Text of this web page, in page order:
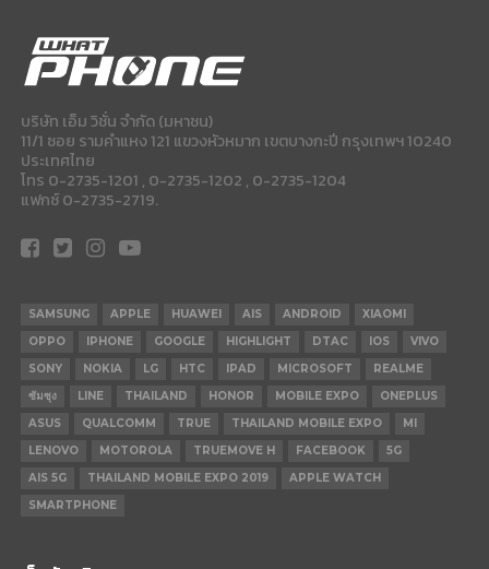
บริษัท เอ็ม วิชั่น จำกัด (มหาชน)
11/1 ซอย รามคำแหง 121 แขวงหัวหมาก เขตบางกะปี กรุงเทพฯ 10240
ประเทศไทย
โทร 0-2735-1201 , 0-2735-1202 , 0-2735-1204
แฟกซ์ 0-2735-2719.
SAMSUNG APPLE HUAWEI AIS ANDROID
XIAOMI
OPPO
IPHONE GOOGLE HIGHLIGHT DTAC IOS
VIVO
SONY
NOKIA LG HTC IPAD MICROSOFT
REALME
ซัมซุง
LINE THAILAND HONOR MOBILE EXPO
ONEPLUS
ASUS
QUALCOMM TRUE THAILAND MOBILE EXPO
MI
LENOVO
MOTOROLA TRUEMOVE H FACEBOOK
5G
AIS 5G
THAILAND MOBILE EXPO 2019
APPLE WATCH
SMARTPHONE